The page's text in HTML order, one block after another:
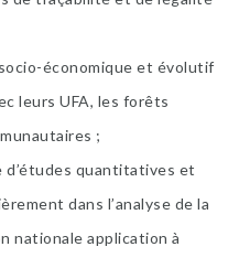
économique et évolutif
leurs UFA, les forêts
;
d’études quantitatives et
dans l’analyse de la
nationale application à